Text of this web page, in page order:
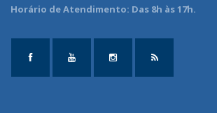
Horário de Atendimento: Das 8h às 17h.